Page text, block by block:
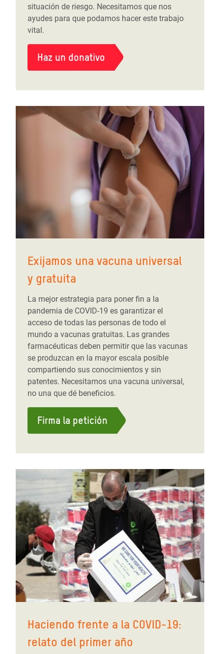
situación de riesgo. Necesitamos que nos
ayudes para que podamos hacer este trabajo
vital.
Haz un donativo
Exijamos una vacuna universal
y gratuita
La mejor estrategia para poner fin a la
pandemia de COVID-19 es garantizar el
acceso de todas las personas de todo el
mundo a vacunas gratuitas. Las grandes
farmacéuticas deben permitir que las vacunas
se produzcan en la mayor escala posible
compartiendo sus conocimientos y sin
patentes. Necesitamos una vacuna universal,
no una que dé beneficios.
Firma la petición
Haciendo frente a la COVID-19:
relato del primer año